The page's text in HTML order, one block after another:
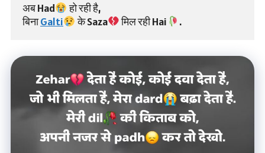
अब Had
हो रही है,
बिना Galti के Saza मिल रही Hai .